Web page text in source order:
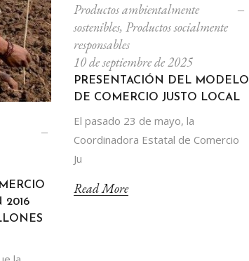
2016
Productos ambientalmente
sostenibles, Productos socialmente
responsables
10 de septiembre de 2025
PRESENTACIÓN DEL MODELO
DE COMERCIO JUSTO LOCAL
El pasado 23 de mayo, la
Coordinadora Estatal de Comercio
Ju
Read More